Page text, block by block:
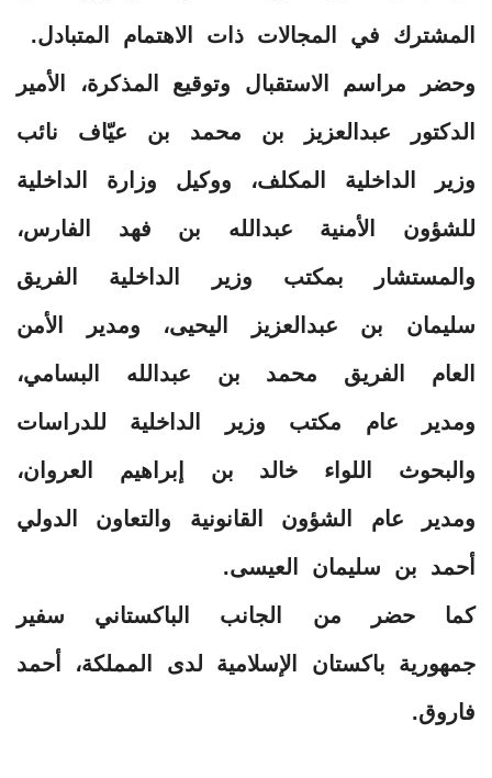
المشترك في المجالات ذات الاهتمام المتبادل.
وحضر مراسم الاستقبال وتوقيع المذكرة، الأمير
الدكتور عبدالعزيز بن محمد بن عيّاف نائب
وزير الداخلية المكلف، ووكيل وزارة الداخلية
للشؤون الأمنية عبدالله بن فهد الفارس،
والمستشار بمكتب وزير الداخلية الفريق
سليمان بن عبدالعزيز اليحيى، ومدير الأمن
العام الفريق محمد بن عبدالله البسامي،
ومدير عام مكتب وزير الداخلية للدراسات
والبحوث اللواء خالد بن إبراهيم العروان،
ومدير عام الشؤون القانونية والتعاون الدولي
أحمد بن سليمان العيسى.
كما حضر من الجانب الباكستاني سفير
جمهورية باكستان الإسلامية لدى المملكة، أحمد
فاروق.